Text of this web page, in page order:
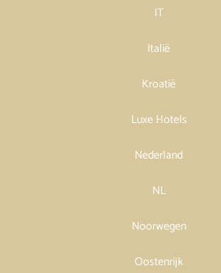
IT
Italië
Kroatië
Luxe Hotels
Nederland
NL
Noorwegen
Oostenrijk